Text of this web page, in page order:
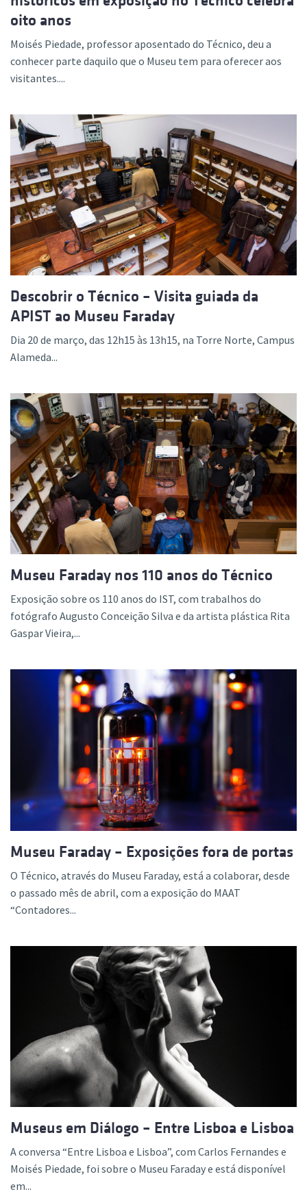
oito anos
Moisés Piedade, professor aposentado do Técnico, deu a
conhecer parte daquilo que o Museu tem para oferecer aos
visitantes....
Descobrir o Técnico – Visita guiada da
APIST ao Museu Faraday
Dia 20 de março, das 12h15 às 13h15, na Torre Norte, Campus
Alameda...
Museu Faraday nos 110 anos do Técnico
Exposição sobre os 110 anos do IST, com trabalhos do
fotógrafo Augusto Conceição Silva e da artista plástica Rita
Gaspar Vieira,...
Museu Faraday – Exposições fora de portas
O Técnico, através do Museu Faraday, está a colaborar, desde
o passado mês de abril, com a exposição do MAAT
“Contadores...
Museus em Diálogo – Entre Lisboa e Lisboa
A conversa “Entre Lisboa e Lisboa”, com Carlos Fernandes e
Moisés Piedade, foi sobre o Museu Faraday e está disponível
em...